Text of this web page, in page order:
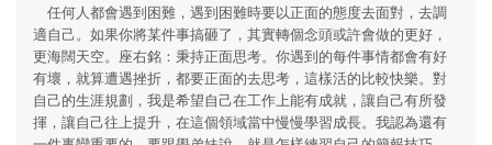
任何人都會遇到困難，遇到困難時要以正面的態度去面對，去調
適自己。如果你將某件事搞砸了，其實轉個念頭或許會做的更好，
更海闊天空。座右銘：秉持正面思考。你遇到的每件事情都會有好
有壞，就算遭遇挫折，都要正面的去思考，這樣活的比較快樂。對
自己的生涯規劃，我是希望自己在工作上能有成就，讓自己有所發
揮，讓自己往上提升，在這個領域當中慢慢學習成長。我認為還有